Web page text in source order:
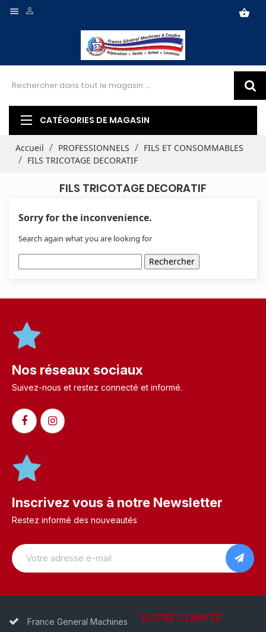
 shopping_basket

CATÉGORIES DE MAGASIN
Accueil PROFESSIONNELS
FILS ET CONSOMMABLES
FILS TRICOTAGE DECORATIF
FILS TRICOTAGE DECORATIF
Sorry for the inconvenience.
Search again what you are looking for
Rechercher
Nos réseaux sociaux
Suivez-nous et restez connecté et informé.​
Inscrivez vous à notre Newsletter
Restez informé des nouveautés
France General Machines
VOTRE COMPTE